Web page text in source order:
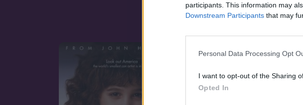
participants. This information may
Downstream Participants that may
Personal Data Processing Opt
I want to opt-out of the Sharing
Opted In
Hasonló